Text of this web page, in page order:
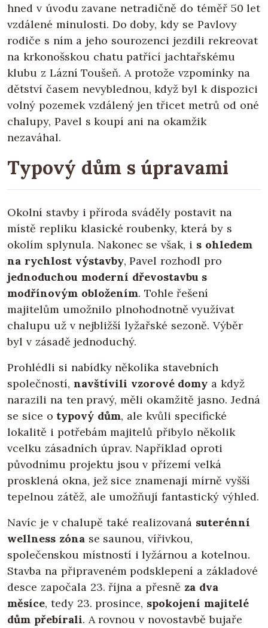
hned v úvodu zavane netradičně do téměř 50 let
vzdálené minulosti. Do doby, kdy se Pavlovy
rodiče s ním a jeho sourozenci jezdili rekreovat
na krkonošskou chatu patřící jachtařskému
klubu z Lázní Toušeň. A protože vzpomínky na
dětství časem nevyblednou, když byl k dispozici
volný pozemek vzdálený jen třicet metrů od oné
chalupy, Pavel s koupí ani na okamžik
nezaváhal.
Typový dům s úpravami
Okolní stavby i příroda sváděly postavit na
místě repliku klasické roubenky, která by s
okolím splynula. Nakonec se však, i s ohledem
na rychlost výstavby, Pavel rozhodl pro
jednoduchou moderní dřevostavbu s
modřínovým obložením. Tohle řešení
majitelům umožnilo plnohodnotně využívat
chalupu už v nejbližší lyžařské sezoně. Výběr
byl v zásadě jednoduchý.
Prohlédli si nabídky několika stavebních
společností, navštívili vzorové domy a když
narazili na ten pravý, měli okamžitě jasno. Jedná
se sice o typový dům, ale kvůli specifické
lokalitě i potřebám majitelů přibylo několik
vcelku zásadních úprav. Například oproti
původnímu projektu jsou v přízemí velká
prosklená okna, jež sice znamenají mírně vyšší
tepelnou zátěž, ale umožňují fantastický výhled.
Navíc je v chalupě také realizovaná suterénní
wellness zónase saunou, vířivkou,
společenskou místností i lyžárnou a kotelnou.
Stavba na připraveném podsklepení a základové
desce započala 23. října a přesně za dva
měsíce, tedy 23. prosince, spokojení majitelé
dům přebírali. A rovnou v novostavbě bujaře